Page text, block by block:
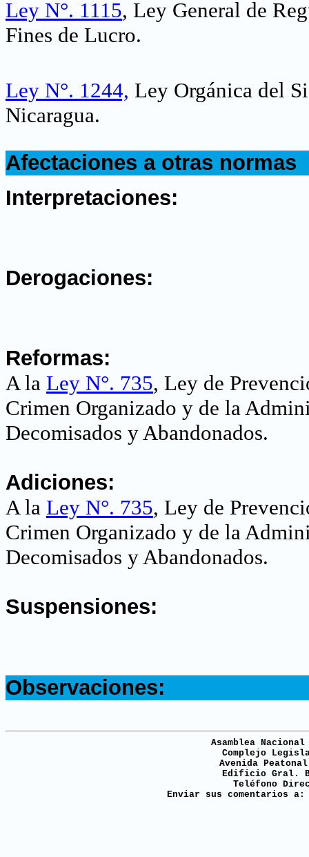
Ley N°. 1115, Ley General de
Fines de Lucro.
Ley N°. 1244, Ley Orgánica del
Nicaragua.
Afectaciones a otras normas
Interpretaciones:
Derogaciones:
Reformas:
A la Ley N°. 735, Ley de
Crimen Organizado y de la
Decomisados y Abandonados.
Adiciones:
A la Ley N°. 735, Ley de
Crimen Organizado y de la
Decomisados y Abandonados.
Suspensiones:
Observaciones:
Asamblea
Complejo
Avenida
Edificio Gral.
Teléfono
Enviar sus comentarios